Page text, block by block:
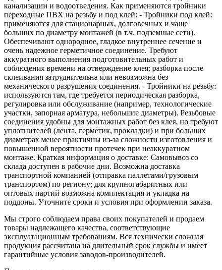
канализации и водоотведения. Как применяются тройники
переходные ПВХ на резьбу и под клей: - Тройники под клей:
применяются для стационарных, долговечных и чаще
больших по диаметру монтажей (в т.ч. подземные сети).
Обеспечивают однородное, гладкое внутреннее сечение и
очень надежное герметичное соединение. Требуют
аккуратного выполнения подготовительных работ и
соблюдения времени на отверждение клея; разборка после
склеивания затруднительна или невозможна без
механического разрушения соединения. - Тройники на резьбу:
используются там, где требуется периодическая разборка,
регулировка или обслуживание (например, технологические
участки, запорная арматура, небольшие диаметры). Резьбовые
соединения удобны для монтажных работ без клея, но требуют
уплотнителей (лента, герметик, прокладки) и при больших
диаметрах менее практичны из‑за сложности изготовления и
повышенной вероятности протечек при неаккуратном
монтаже. Краткая информация о доставке: Самовывоз со
склада доступен в рабочие дни. Возможна доставка
транспортной компанией (отправка паллетами/грузовым
транспортом) по региону; для крупногабаритных или
оптовых партий возможна комплектация и укладка на
поддоны. Уточните сроки и условия при оформлении заказа.
Мы строго соблюдаем права своих покупателей и продаем
товары надлежащего качества, соответствующие
эксплуатационным требованиям. Вся технически сложная
продукция рассчитана на длительный срок службы и имеет
гарантийные условия заводов-производителей.